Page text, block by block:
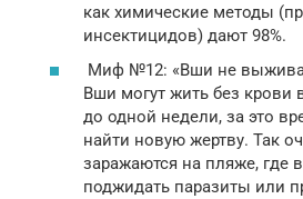
как химические методы
инсектицидов) дают 98%.
Миф №12: «Вши не
Вши могут жить без крови
до одной недели, за это
найти новую жертву. Так
заражаются на пляже, где
поджидать паразиты или